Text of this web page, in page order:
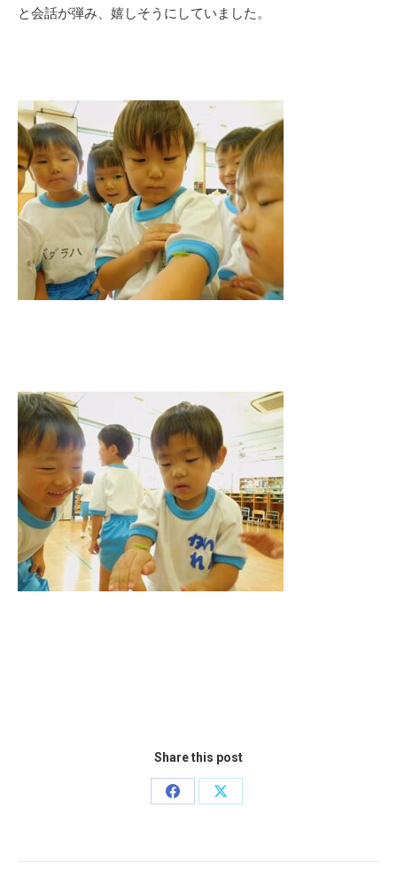
と会話が弾み、嬉しそうにしていました。
Share this post
Share
Share